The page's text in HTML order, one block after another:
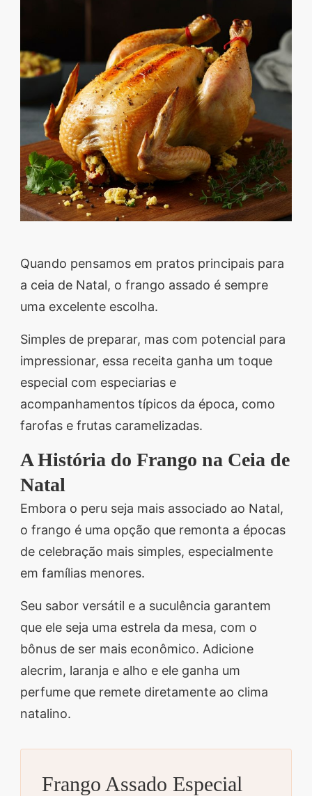
segredos valiosos e
receitas rápidas e fáceis
que vão impressionar
todos ao seu redor.
Transforme suas
refeições e inspire-se
agora mesmo!
Quando pensamos em pratos principais para
a ceia de Natal, o frango assado é sempre
uma excelente escolha.
Simples de preparar, mas com potencial para
impressionar, essa receita ganha um toque
especial com especiarias e
acompanhamentos típicos da época, como
farofas e frutas caramelizadas.
A História do Frango na Ceia de
Natal
Embora o peru seja mais associado ao Natal,
o frango é uma opção que remonta a épocas
de celebração mais simples, especialmente
em famílias menores.
Seu sabor versátil e a suculência garantem
que ele seja uma estrela da mesa, com o
bônus de ser mais econômico. Adicione
alecrim, laranja e alho e ele ganha um
perfume que remete diretamente ao clima
natalino.
Frango Assado Especial